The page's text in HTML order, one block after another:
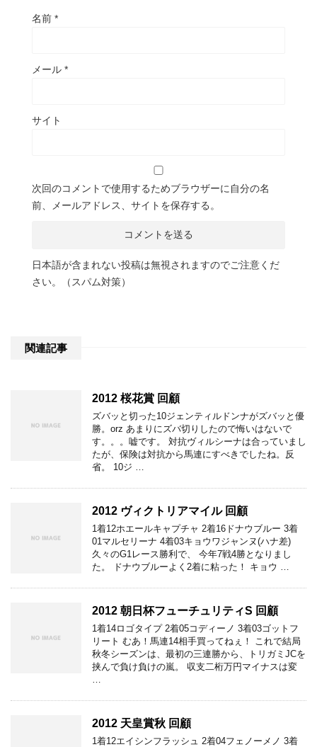
名前 *
メール *
サイト
次回のコメントで使用するためブラウザーに自分の名
前、メールアドレス、サイトを保存する。
日本語が含まれない投稿は無視されますのでご注意くだ
さい。（スパム対策）
関連記事
2012 桜花賞 回顧
ズバッと切った10ジェンティルドンナがズバッと優
勝。orz あまりにズバ切りしたので悔いはないで
す。。。嘘です。 対抗ヴィルシーナは合っていまし
たが、保険は対抗から馬連にすべきでしたね。反
省。 10ジ …
2012 ヴィクトリアマイル 回顧
1着12ホエールキャプチャ 2着16ドナウブルー 3着
01マルセリーナ 4着03キョウワジャンヌ(ハナ差)
久々のG1レース勝利で、 今年7戦4勝となりまし
た。 ドナウブルーよく2着に粘った！ キョウ …
2012 朝日杯フューチュリティS 回顧
1着14ロゴタイプ 2着05コディーノ 3着03ゴットフ
リート むあ！馬連14相手買ってねぇ！ これで結局
秋冬シーズンは、最初の三連勝から、トリガミJCを
挟んで負け負けの嵐。 収支二桁万円マイナスは変
2012 天皇賞秋 回顧
1着12エイシンフラッシュ 2着04フェノーメノ 3着